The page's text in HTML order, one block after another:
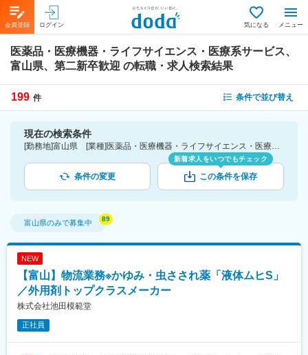
会員登録 ログイン 気になる メニュー
医薬品・医療機器・ライフサイエンス・医療系サービス、
富山県、第二新卒歓迎 の転職・求人検索結果
199 件 条件で並び替え
現在の検索条件
[勤務地]富山県 [業種]医薬品・医療機器・ライフサイエンス・医療系サービス [詳細条件](募集・採用情報)第二新卒歓迎
条件の変更
新着求人をいつでもチェック
この条件を保存
富山県のみで募集中
NEW
【富山】物流業務※かゆみ・虫さされ薬「液体ムヒS」
／外用剤トップクラスメーカー
株式会社池田模範堂
正社員